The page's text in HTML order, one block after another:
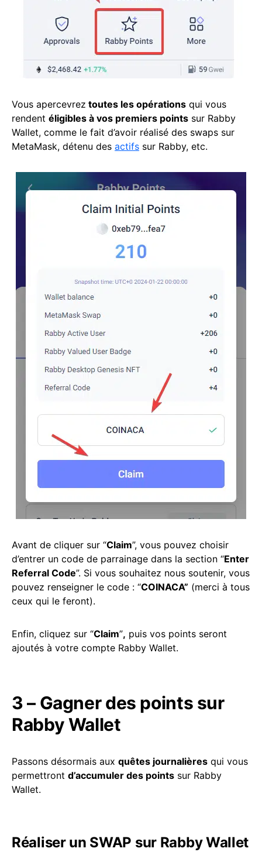
Vous apercevrez toutes les opérations qui vous
rendent éligibles à vos premiers points sur Rabby
Wallet, comme le fait d’avoir réalisé des swaps sur
MetaMask, détenu des actifs sur Rabby, etc.
Avant de cliquer sur “Claim”, vous pouvez choisir
d’entrer un code de parrainage dans la section “Enter
Referral Code”. Si vous souhaitez nous soutenir, vous
pouvez renseigner le code : “COINACA” (merci à tous
ceux qui le feront).
Enfin, cliquez sur “Claim”, puis vos points seront
ajoutés à votre compte Rabby Wallet.
3 – Gagner des points sur
Rabby Wallet
Passons désormais aux quêtes journalières qui vous
permettront d’accumuler des points sur Rabby
Wallet.
Réaliser un SWAP sur Rabby Wallet